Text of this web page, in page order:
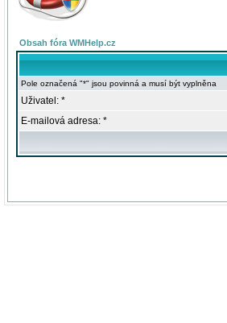
Obsah fóra WMHelp.cz
Pole označená "*" jsou povinná a musí být vyplněna
Uživatel: *
E-mailová adresa: *